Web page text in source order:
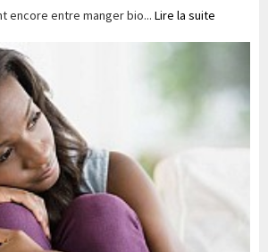
encore entre manger bio... Lire la suite